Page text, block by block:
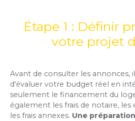
Étape 1 : Définir
votre projet
Avant de consulter les annonces,
d'évaluer votre budget réel en
seulement le financement du
également les frais de notaire, les
les frais annexes. Une